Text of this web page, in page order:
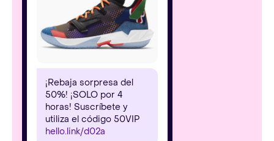
¡Rebaja sorpresa del
50%! ¡SOLO por 4
horas! Suscríbete y
utiliza el código 50VIP
hello.link/d02a